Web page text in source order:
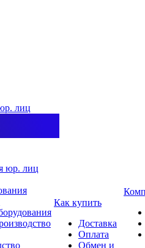
лиц
юр. лиц
Как купить
Доставка
Оплата
Обмен и